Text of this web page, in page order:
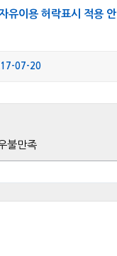
유이용 허락표시 적용 안
07-20
불만족